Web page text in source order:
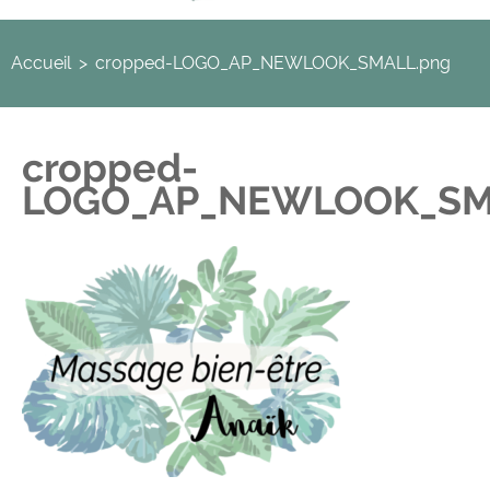
Accueil > cropped-LOGO_AP_NEWLOOK_SMALL.png
cropped-